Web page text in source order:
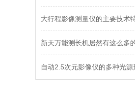
新天万能测长机居然有这么多